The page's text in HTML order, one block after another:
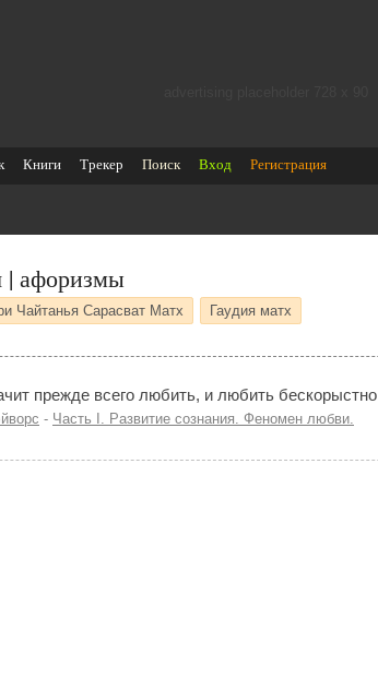
Книги Трекер Поиск Вход Регистрация
| афоризмы
Чайтанья Сарасват Матх Гаудия матх
прежде всего любить, и любить бескорыстно
- Часть I. Развитие сознания. Феномен любви.